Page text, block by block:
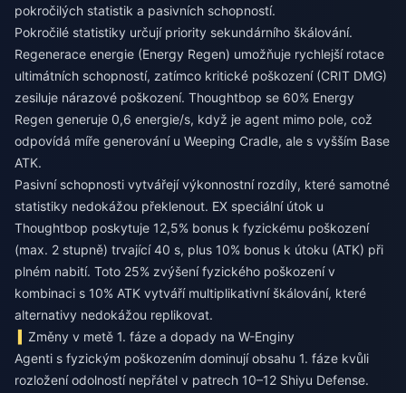
pokročilých statistik a pasivních schopností.
Pokročilé statistiky určují priority sekundárního škálování.
Regenerace energie (Energy Regen) umožňuje rychlejší rotace
ultimátních schopností, zatímco kritické poškození (CRIT DMG)
zesiluje nárazové poškození. Thoughtbop se 60% Energy
Regen generuje 0,6 energie/s, když je agent mimo pole, což
odpovídá míře generování u Weeping Cradle, ale s vyšším Base
ATK.
Pasivní schopnosti vytvářejí výkonnostní rozdíly, které samotné
statistiky nedokážou překlenout. EX speciální útok u
Thoughtbop poskytuje 12,5% bonus k fyzickému poškození
(max. 2 stupně) trvající 40 s, plus 10% bonus k útoku (ATK) při
plném nabití. Toto 25% zvýšení fyzického poškození v
kombinaci s 10% ATK vytváří multiplikativní škálování, které
alternativy nedokážou replikovat.
Změny v metě 1. fáze a dopady na W-Enginy
Agenti s fyzickým poškozením dominují obsahu 1. fáze kvůli
rozložení odolností nepřátel v patrech 10–12 Shiyu Defense.